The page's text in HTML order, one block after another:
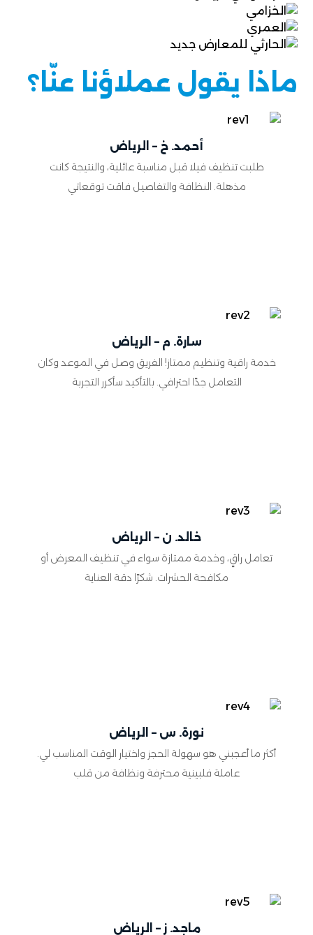
ماذا يقول عملاؤنا عنّا؟
أحمد. خ – الرياض
طلبت تنظيف فيلا قبل مناسبة عائلية، والنتيجة كانت
مذهلة. النظافة والتفاصيل فاقت توقعاتي
سارة. م – الرياض
خدمة راقية وتنظيم ممتاز! الفريق وصل في الموعد وكان
التعامل جدًا احترافي. بالتأكيد سأكرر التجربة
خالد. ن – الرياض
تعامل راقٍ، وخدمة ممتازة سواء في تنظيف المعرض أو
مكافحة الحشرات. شكرًا دقة العناية
نورة. س – الرياض
أكثر ما أعجبني هو سهولة الحجز واختيار الوقت المناسب لي.
عاملة فلبينية محترفة ونظافة من قلب
ماجد. ز – الرياض